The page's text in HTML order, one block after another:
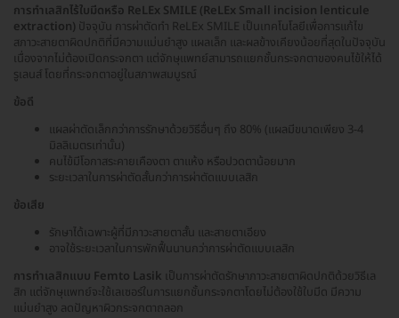
การทำเลสิกไร้ใบมีดหรือ ReLEx SMILE (ReLEx Small incision lenticule
extraction) ปัจจุบัน การผ่าตัดทำ ReLEx SMILE เป็นเทคโนโลยีเพื่อการแก้ไข
สภาวะสายตาผิดปกติที่มีความแม่นยำสูง แผลเล็ก และผลข้างเคียงน้อยที่สุดในปัจจุบัน
เนื่องจากไม่ต้องเปิดกระจกตา แต่จักษุแพทย์สามารถแยกชั้นกระจกตาของคนไข้ให้ได้
รูเลนส์ โดยที่กระจกตาอยู่ในสภาพสมบูรณ์
ข้อดี
แผลผ่าตัดเล็กกว่าการรักษาด้วยวิธีอื่นๆ ถึง 80% (แผลมีขนาดเพียง 3-4
มิลลิเมตรเท่านั้น)
คนไข้มีโอกาสระคายเคืองตา ตาแห้ง หรือปวดตาน้อยมาก
ระยะเวลาในการผ่าตัดสั้นกว่าการผ่าตัดแบบเลสิก
ข้อเสีย
รักษาได้เฉพาะผู้ที่มีภาวะสายตาสั้น และสายตาเอียง
อาจใช้ระยะเวลาในการพักฟื้นนานกว่าการผ่าตัดแบบเลสิก
การทำเลสิกแบบ Femto Lasik เป็นการผ่าตัดรักษาภาวะสายตาผิดปกติด้วยวิธีเล
สิก แต่จักษุแพทย์จะใช้เลเซอร์ในการแยกชั้นกระจกตาโดยไม่ต้องใช้ใบมีด มีความ
แม่นยำสูง ลดปัญหาผิวกระจกตาถลอก